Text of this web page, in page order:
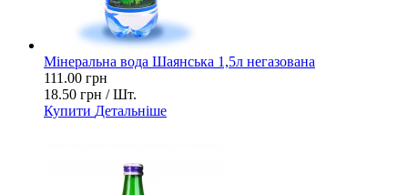
Мінеральна вода Шаянська 1,5л негазована
111.00 грн
18.50 грн / Шт.
Купити Детальніше